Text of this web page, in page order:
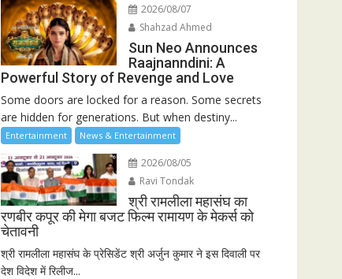
2026/08/07
Shahzad Ahmed
Sun Neo Announces
Raajnanndini: A
Powerful Story of Revenge and Love
Some doors are locked for a reason. Some secrets
are hidden for generations. But when destiny...
Entertainment News & Entertainment
2026/08/05
Ravi Tondak
श्री रामलीला महासंघ का
रणबीर कपूर की मेगा बजट फिल्म रामायण के मेकर्स को
चेतावनी
श्री रामलीला महासंघ के प्रेसिडेंट श्री अर्जुन कुमार ने इस दिवाली पर
देश विदेश में रिलीज...